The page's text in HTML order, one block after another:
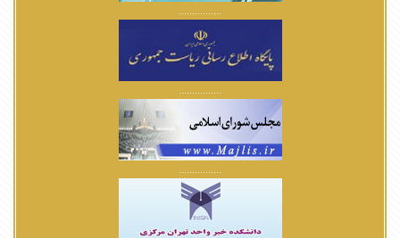
................
................
................